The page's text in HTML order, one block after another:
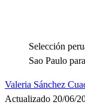
Selección
Sao Paulo
Valeria Sánchez
Actualizado 20/06/